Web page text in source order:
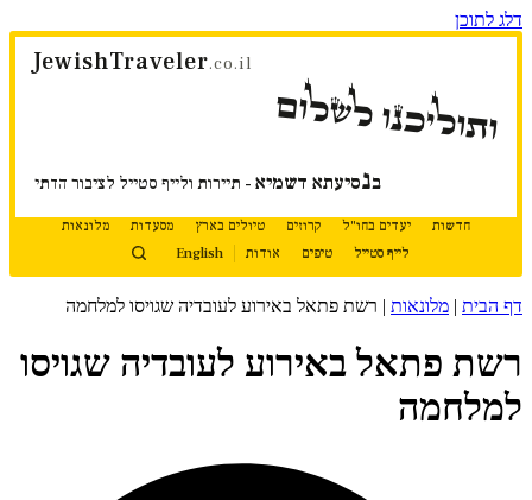
דלג לתוכן
JewishTraveler.co.il
ותוליכנו לשלום
בנסיעתא דשמיא - תיירות ולייף סטייל לציבור הדתי
חדשות יעדים בחו"ל קרוזים טיולים בארץ מסעדות
מלונאות
לייף סטייל
טיפים אודות English
דף הבית | מלונאות | רשת פתאל באירוע לעובדיה שגויסו למלחמה
רשת פתאל באירוע לעובדיה שגויסו
למלחמה